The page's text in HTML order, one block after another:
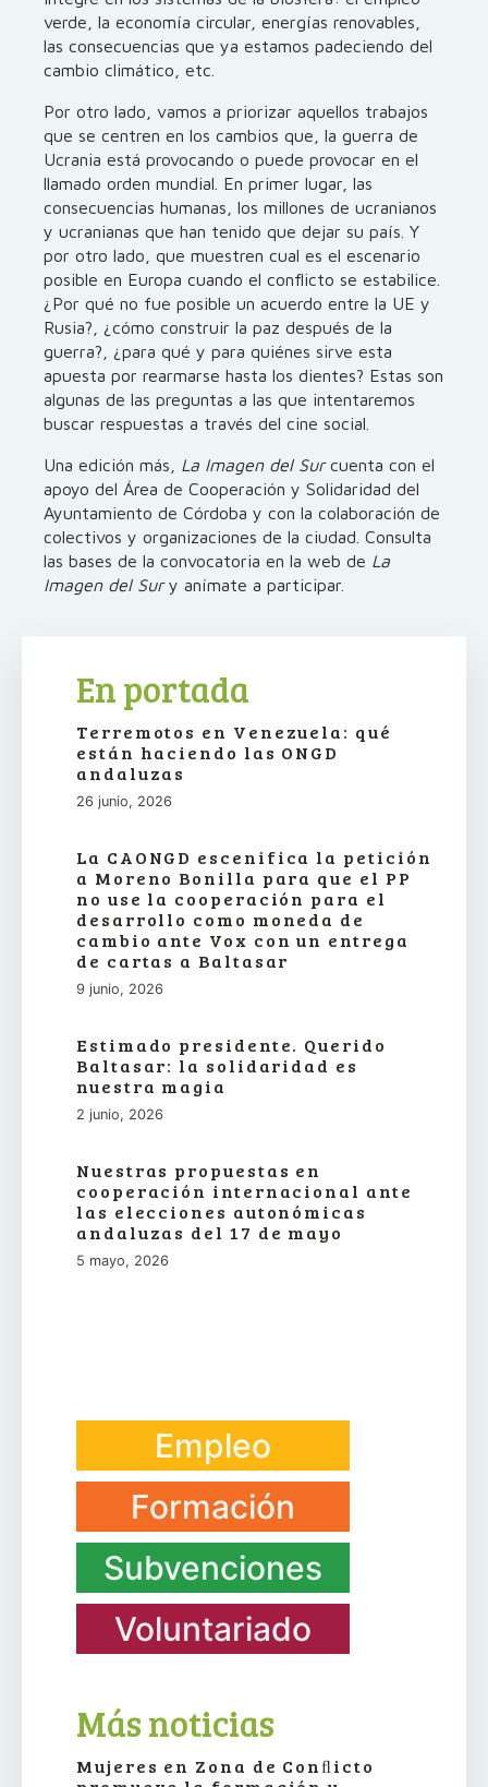
verde, la economía circular, energías renovables,
las consecuencias que ya estamos padeciendo del
cambio climático, etc.
Por otro lado, vamos a priorizar aquellos trabajos
que se centren en los cambios que, la guerra de
Ucrania está provocando o puede provocar en el
llamado orden mundial. En primer lugar, las
consecuencias humanas, los millones de ucranianos
y ucranianas que han tenido que dejar su país. Y
por otro lado, que muestren cual es el escenario
posible en Europa cuando el conflicto se estabilice.
¿Por qué no fue posible un acuerdo entre la UE y
Rusia?, ¿cómo construir la paz después de la
guerra?, ¿para qué y para quiénes sirve esta
apuesta por rearmarse hasta los dientes? Estas son
algunas de las preguntas a las que intentaremos
buscar respuestas a través del cine social.
Una edición más, La Imagen del Surcuenta con el
apoyo del Área de Cooperación y Solidaridad del
Ayuntamiento de Córdoba y con la colaboración de
colectivos y organizaciones de la ciudad. Consulta
las bases de la convocatoria en la web de La
Imagen del Sury anímate a participar.
En portada
Terremotos en Venezuela: qué
están haciendo las ONGD
andaluzas
26 junio, 2026
La CAONGD escenifica la petición
a Moreno Bonilla para que el PP
no use la cooperación para el
desarrollo como moneda de
cambio ante Vox con un entrega
de cartas a Baltasar
9 junio, 2026
Estimado presidente. Querido
Baltasar: la solidaridad es
nuestra magia
2 junio, 2026
Nuestras propuestas en
cooperación internacional ante
las elecciones autonómicas
andaluzas del 17 de mayo
5 mayo, 2026
Empleo
Formación
Subvenciones
Voluntariado
Más noticias
Mujeres en Zona de Conﬂicto